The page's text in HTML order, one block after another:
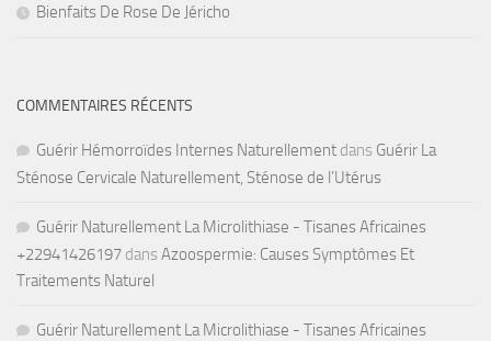
Bienfaits De Rose De Jéricho
COMMENTAIRES RÉCENTS
Guérir Hémorroïdes Internes Naturellement dans Guérir La
Sténose Cervicale Naturellement, Sténose de l’Utérus
Guérir Naturellement La Microlithiase - Tisanes Africaines
+22941426197 dans Azoospermie: Causes Symptômes Et
Traitements Naturel
Guérir Naturellement La Microlithiase - Tisanes Africaines